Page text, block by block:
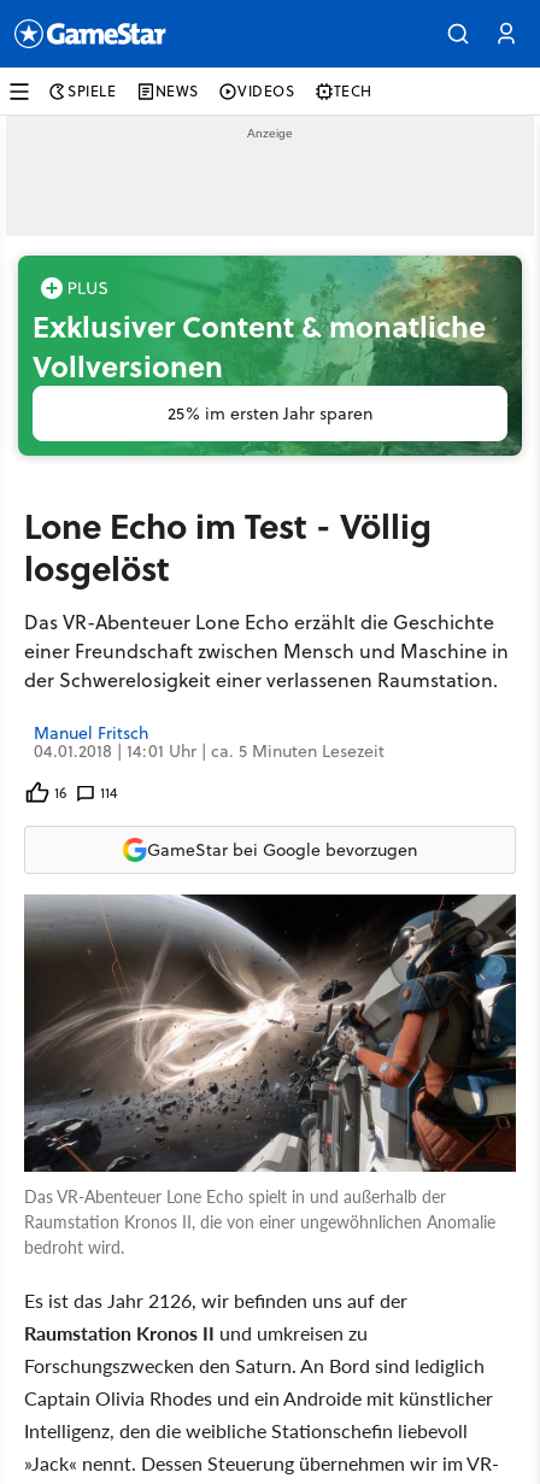
SPIELE NEWS VIDEOS TECH
Exklusiver Content & monatliche
Vollversionen
25% im ersten Jahr sparen
Lone Echo im Test - Völlig
losgelöst
Das VR-Abenteuer Lone Echo erzählt die Geschichte
einer Freundschaft zwischen Mensch und Maschine in
der Schwerelosigkeit einer verlassenen Raumstation.
Manuel Fritsch
04.01.2018 | 14:01 Uhr | ca. 5 Minuten Lesezeit
16 114
GameStar bei Google bevorzugen
Das VR-Abenteuer Lone Echo spielt in und außerhalb der
Raumstation Kronos II, die von einer ungewöhnlichen Anomalie
bedroht wird.
Es ist das Jahr 2126, wir befinden uns auf der
Raumstation Kronos II und umkreisen zu
Forschungszwecken den Saturn. An Bord sind lediglich
Captain Olivia Rhodes und ein Androide mit künstlicher
Intelligenz, den die weibliche Stationschefin liebevoll
»Jack« nennt. Dessen Steuerung übernehmen wir im VR-